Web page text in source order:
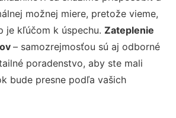
možnej miere, pretože vieme,
je kľúčom k úspechu. Zateplenie
– samozrejmosťou sú aj odborné
poradenstvo, aby ste mali
bude presne podľa vašich